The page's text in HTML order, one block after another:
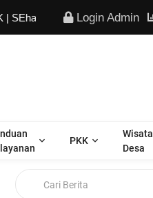
maJU Keren"Login Admin
PKK
Wisata
Desa